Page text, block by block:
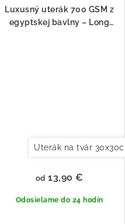
Uterák pre hostí 30x50cm
Luxusný uterák 700 GSM z
egyptskej bavlny – Long
Uterák na tvár
Odosielame do 24 hodín
od 13,90 €